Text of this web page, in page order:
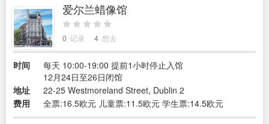
爱尔兰蜡像馆
0 记录 4 想去
时间
每天 10:00-19:00 提前1小时停止入馆
12月24日至26日闭馆
地址
22-25 Westmoreland Street, Dublin 2
费用
全票:16.5欧元 儿童票:11.5欧元 学生票:14.5欧元